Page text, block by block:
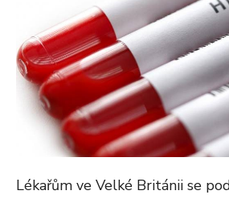
Lékařům ve Velké Británii se